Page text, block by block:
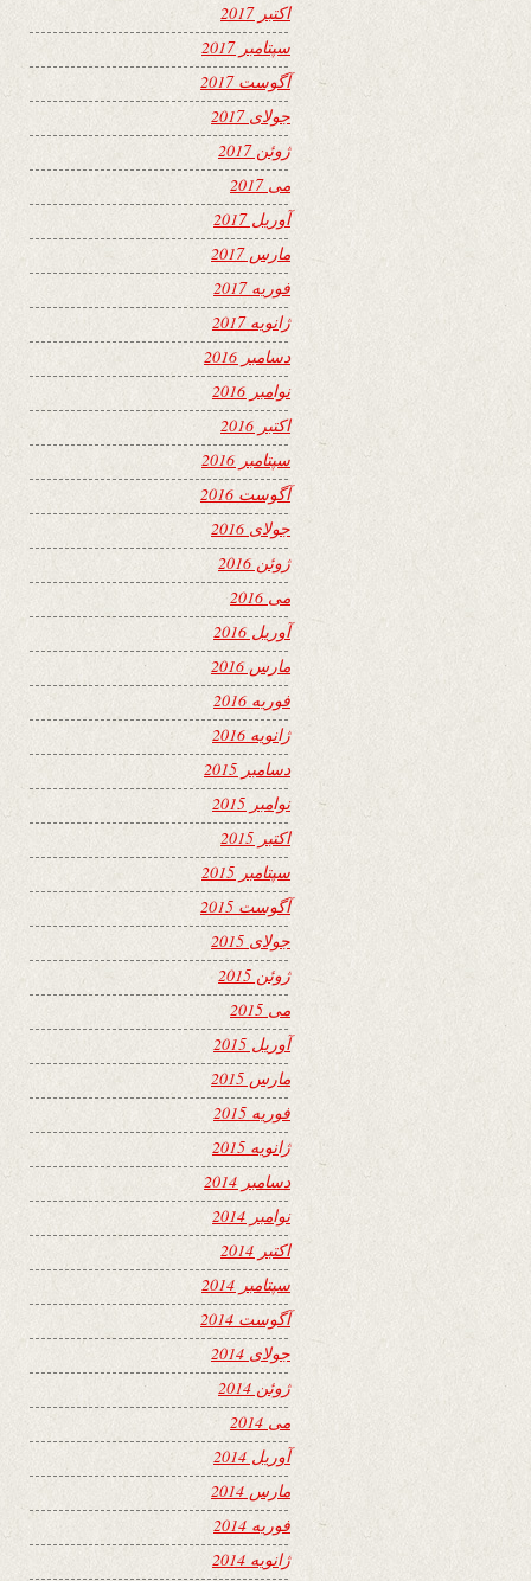
اکتبر 2017
سپتامبر 2017
آگوست 2017
جولای 2017
ژوئن 2017
می 2017
آوریل 2017
مارس 2017
فوریه 2017
ژانویه 2017
دسامبر 2016
نوامبر 2016
اکتبر 2016
سپتامبر 2016
آگوست 2016
جولای 2016
ژوئن 2016
می 2016
آوریل 2016
مارس 2016
فوریه 2016
ژانویه 2016
دسامبر 2015
نوامبر 2015
اکتبر 2015
سپتامبر 2015
آگوست 2015
جولای 2015
ژوئن 2015
می 2015
آوریل 2015
مارس 2015
فوریه 2015
ژانویه 2015
دسامبر 2014
نوامبر 2014
اکتبر 2014
سپتامبر 2014
آگوست 2014
جولای 2014
ژوئن 2014
می 2014
آوریل 2014
مارس 2014
فوریه 2014
ژانویه 2014